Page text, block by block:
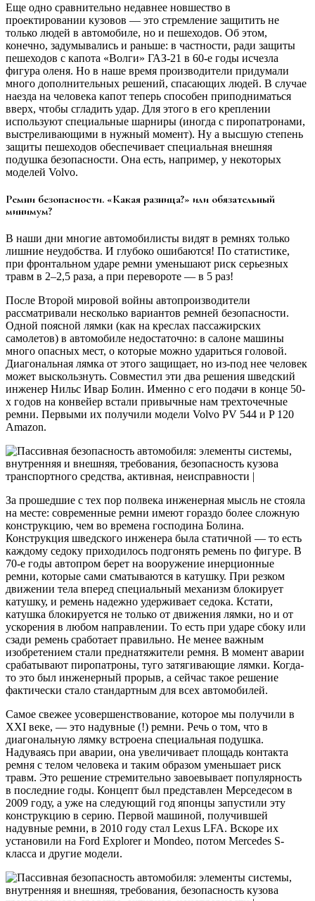
Еще одно сравнительно недавнее новшество в
проектировании кузовов — это стремление защитить не
только людей в автомобиле, но и пешеходов. Об этом,
конечно, задумывались и раньше: в частности, ради защиты
пешеходов с капота «Волги» ГАЗ-21 в 60-е годы исчезла
фигура оленя. Но в наше время производители придумали
много дополнительных решений, спасающих людей. В случае
наезда на человека капот теперь способен приподниматься
вверх, чтобы сгладить удар. Для этого в его креплении
используют специальные шарниры (иногда с пиропатронами,
выстреливающими в нужный момент). Ну а высшую степень
защиты пешеходов обеспечивает специальная внешняя
подушка безопасности. Она есть, например, у некоторых
моделей Volvo.
Ремни безопасности. «Какая разница?» или обязательный
минимум?
В наши дни многие автомобилисты видят в ремнях только
лишние неудобства. И глубоко ошибаются! По статистике,
при фронтальном ударе ремни уменьшают риск серьезных
травм в 2–2,5 раза, а при перевороте — в 5 раз!
После Второй мировой войны автопроизводители
рассматривали несколько вариантов ремней безопасности.
Одной поясной лямки (как на креслах пассажирских
самолетов) в автомобиле недостаточно: в салоне машины
много опасных мест, о которые можно удариться головой.
Диагональная лямка от этого защищает, но из-под нее человек
может выскользнуть. Совместил эти два решения шведский
инженер Нильс Ивар Болин. Именно с его подачи в конце 50-
х годов на конвейер встали привычные нам трехточечные
ремни. Первыми их получили модели Volvo PV 544 и P 120
Amazon.
За прошедшие с тех пор полвека инженерная мысль не стояла
на месте: современные ремни имеют гораздо более сложную
конструкцию, чем во времена господина Болина.
Конструкция шведского инженера была статичной — то есть
каждому седоку приходилось подгонять ремень по фигуре. В
70-е годы автопром берет на вооружение инерционные
ремни, которые сами сматываются в катушку. При резком
движении тела вперед специальный механизм блокирует
катушку, и ремень надежно удерживает седока. Кстати,
катушка блокируется не только от движения лямки, но и от
ускорения в любом направлении. То есть при ударе сбоку или
сзади ремень сработает правильно. Не менее важным
изобретением стали преднатяжители ремня. В момент аварии
срабатывают пиропатроны, туго затягивающие лямки. Когда-
то это был инженерный прорыв, а сейчас такое решение
фактически стало стандартным для всех автомобилей.
Самое свежее усовершенствование, которое мы получили в
XXI веке, — это надувные (!) ремни. Речь о том, что в
диагональную лямку встроена специальная подушка.
Надуваясь при аварии, она увеличивает площадь контакта
ремня с телом человека и таким образом уменьшает риск
травм. Это решение стремительно завоевывает популярность
в последние годы. Концепт был представлен Мерседесом в
2009 году, а уже на следующий год японцы запустили эту
конструкцию в серию. Первой машиной, получившей
надувные ремни, в 2010 году стал Lexus LFA. Вскоре их
установили на Ford Explorer и Mondeo, потом Mercedes S-
класса и другие модели.